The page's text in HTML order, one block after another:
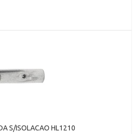
S/ISOLACAO HL1210